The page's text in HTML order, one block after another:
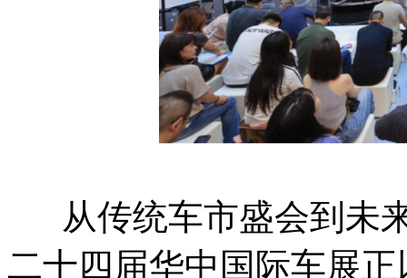
从传统车市盛会到未
二十四届华中国际车展